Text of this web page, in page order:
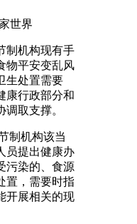
世界
机构现有手
物平安变乱风
生处置需要
康行政部分和
调取支撑。
机构该当
员提出健康办
污染的、食源
置，需要时指
开展相关的现